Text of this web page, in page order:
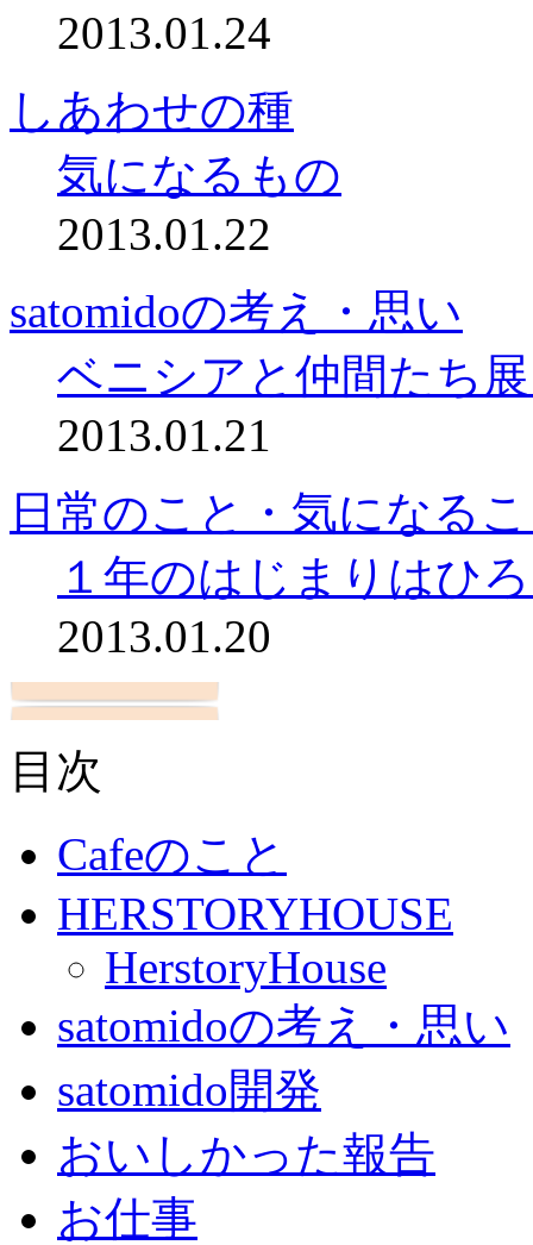
2013.01.24
しあわせの種
気になるもの
2013.01.22
satomidoの考え・思い
ベニシアと仲間たち
2013.01.21
日常のこと・気になる
１年のはじまりはひ
2013.01.20
目次
Cafeのこと
HERSTORYHOUSE
HerstoryHouse
satomidoの考え・思い
satomido開発
おいしかった報告
お仕事